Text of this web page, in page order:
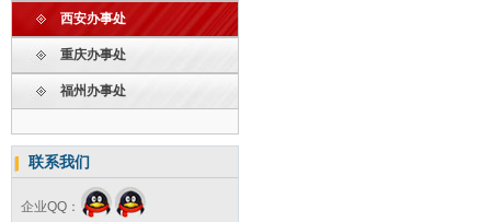
西安办事处
重庆办事处
福州办事处
联系我们
企业QQ：